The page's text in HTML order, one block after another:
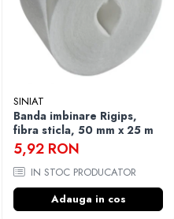
SINIAT
Banda imbinare Rigips,
fibra sticla, 50 mm x 25 m
5,92 RON
IN STOC PRODUCATOR
Adauga in cos